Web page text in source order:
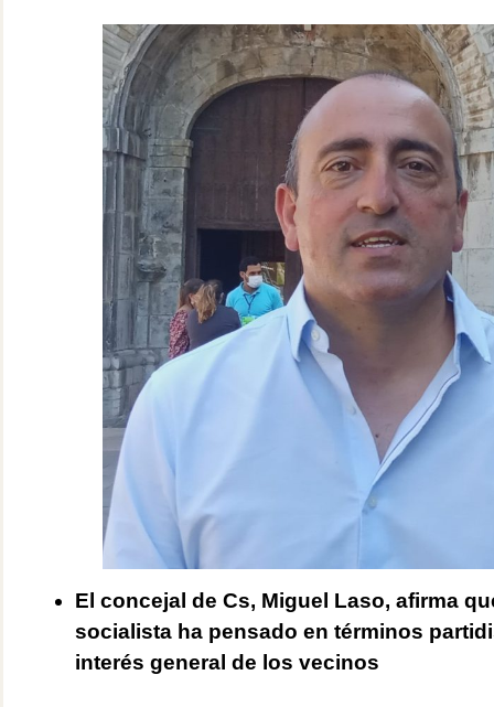
El concejal de Cs, Miguel Laso, afirma
socialista ha pensado en términos
interés general de los vecinos